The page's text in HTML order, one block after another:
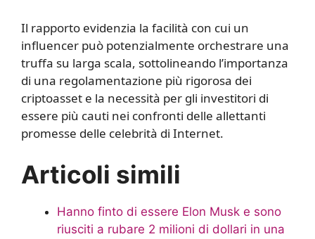
Il rapporto evidenzia la facilità con cui un
influencer può potenzialmente orchestrare una
truffa su larga scala, sottolineando l’importanza
di una regolamentazione più rigorosa dei
criptoasset e la necessità per gli investitori di
essere più cauti nei confronti delle allettanti
promesse delle celebrità di Internet.
Articoli simili
Hanno finto di essere Elon Musk e sono
riusciti a rubare 2 milioni di dollari in una